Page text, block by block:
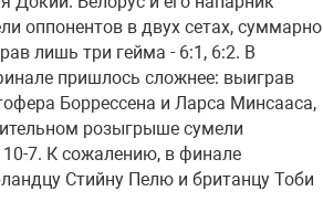
оппонентов в двух сетах, суммарно
лишь три гейма - 6:1, 6:2. В
пришлось сложнее: выиграв
Боррессена и Ларса Минсааса,
розыгрыше сумели
10-7. К сожалению, в финале
Стийну Пелю и британцу Тоби